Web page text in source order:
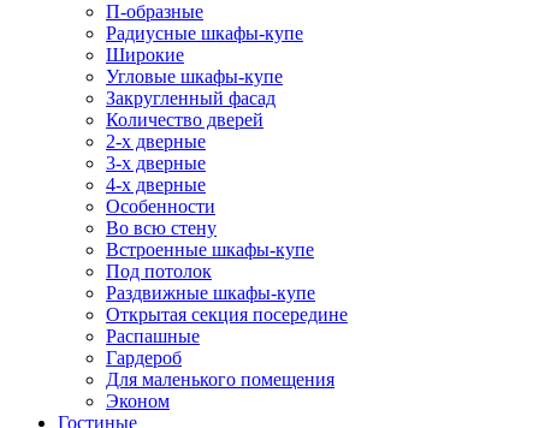
П-образные
Радиусные шкафы-купе
Широкие
Угловые шкафы-купе
Закругленный фасад
Количество дверей
2-х дверные
3-х дверные
4-х дверные
Особенности
Во всю стену
Встроенные шкафы-купе
Под потолок
Раздвижные шкафы-купе
Открытая секция посередине
Распашные
Гардероб
Для маленького помещения
Эконом
Гостиные